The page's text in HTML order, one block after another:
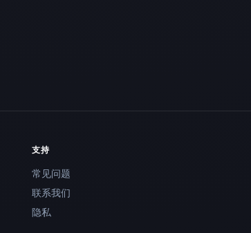
支持
常见问题
联系我们
隐私